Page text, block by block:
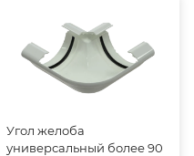
Угол желоба
универсальный более 90